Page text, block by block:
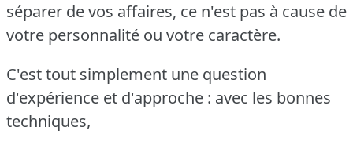
séparer de vos affaires, ce n'est pas à cause de
votre personnalité ou votre caractère.
C'est tout simplement une question
d'expérience et d'approche : avec les bonnes
techniques,